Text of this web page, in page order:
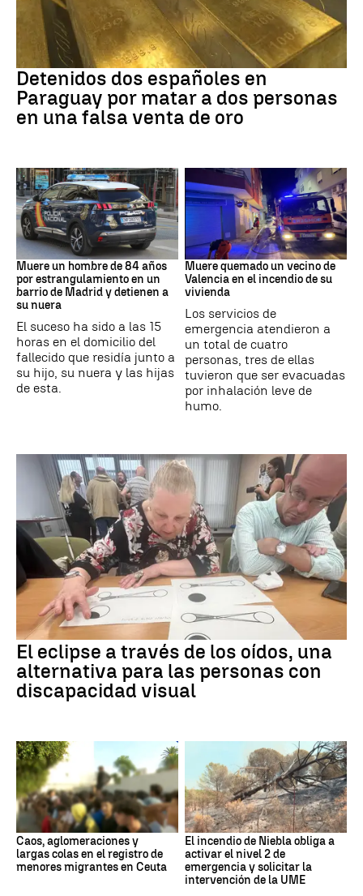
Paraguay
Detenidos dos españoles en
Paraguay por matar a dos personas
en una falsa venta de oro
Suceso
Muere un hombre de 84 años
por estrangulamiento en un
barrio de Madrid y detienen a
su nuera
El suceso ha sido a las 15
horas en el domicilio del
fallecido que residía junto a
su hijo, su nuera y las hijas
de esta.
INCENDIO
Muere quemado un vecino de
Valencia en el incendio de su
vivienda
Los servicios de
emergencia atendieron a
un total de cuatro
personas, tres de ellas
tuvieron que ser evacuadas
por inhalación leve de
humo.
El eclipse a través de los oídos, una
alternativa para las personas con
discapacidad visual
Caos, aglomeraciones y
largas colas en el registro de
menores migrantes en Ceuta
El incendio de Niebla obliga a
activar el nivel 2 de
emergencia y solicitar la
intervención de la UME